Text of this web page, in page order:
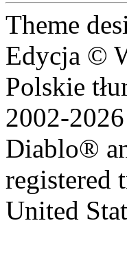
Theme
Edycja ©
Polskie
2002-2026
Diablo®
registered
United